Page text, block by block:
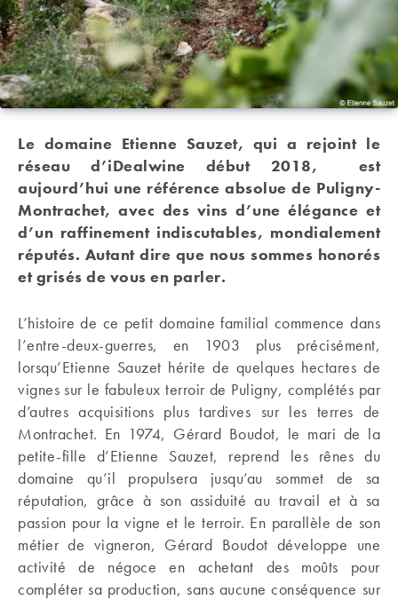
Le domaine Etienne Sauzet, qui a rejoint le
réseau d’iDealwine début 2018, est
aujourd’hui une référence absolue de Puligny-
Montrachet, avec des vins d’une élégance et
d’un raffinement indiscutables, mondialement
réputés. Autant dire que nous sommes honorés
et grisés de vous en parler.
L’histoire de ce petit domaine familial commence dans
l’entre-deux-guerres, en 1903 plus précisément,
lorsqu’Etienne Sauzet hérite de quelques hectares de
vignes sur le fabuleux terroir de Puligny, complétés par
d’autres acquisitions plus tardives sur les terres de
Montrachet. En 1974, Gérard Boudot, le mari de la
petite-fille d’Etienne Sauzet, reprend les rênes du
domaine qu’il propulsera jusqu’au sommet de sa
réputation, grâce à son assiduité au travail et à sa
passion pour la vigne et le terroir. En parallèle de son
métier de vigneron, Gérard Boudot développe une
activité de négoce en achetant des moûts pour
compléter sa production, sans aucune conséquence sur